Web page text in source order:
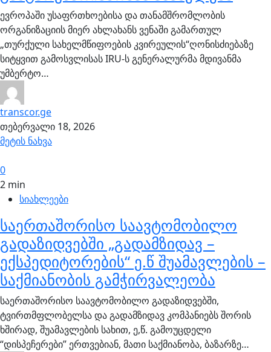
ევროპაში უსაფრთხოებისა და თანამშრომლობის
ორგანიზაციის მიერ ახლახანს ვენაში გამართულ
„თურქული სახელმწიფოების კვირეულის“ღონისძიებაზე
სიტყვით გამოსვლისას IRU-ს გენერალურმა მდივანმა
უმბერტო…
transcor.ge
თებერვალი 18, 2026
მეტის ნახვა
0
2 min
სიახლეები
საერთაშორისო საავტომობილო
გადაზიდვებში „გადამზიდავ –
ექსპედიტორების“ ე.წ შუამავლების –
საქმიანობის გამჭირვალეობა
საერთაშორისო საავტომობილო გადაზიდვებში,
ტვირთმფლობელსა და გადამზიდავ კომპანიებს შორის
ხშირად, შუამავლების სახით, ე,წ. გამოუცდელი
“დისპეჩერები” ერთვებიან, მათი საქმიანობა, ბაზარზე…